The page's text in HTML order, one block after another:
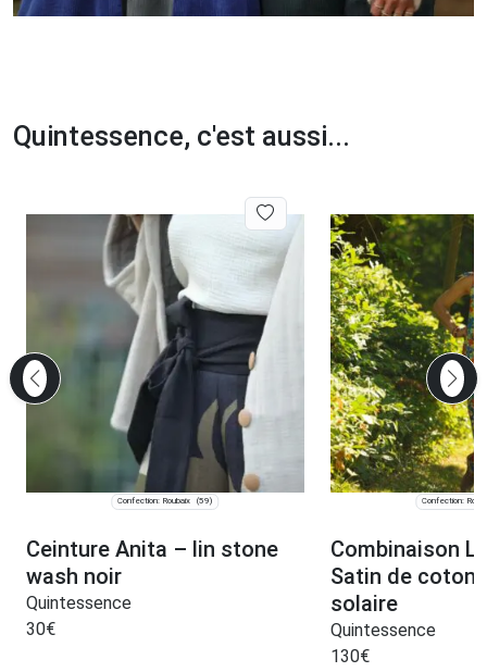
Quintessence, c'est aussi...
Confection: Roubaix (59)
Ceinture Anita – lin stone
wash noir
Quintessence
30€
Confection:
Combinaison
Satin de coton
solaire
Quintessence
130€